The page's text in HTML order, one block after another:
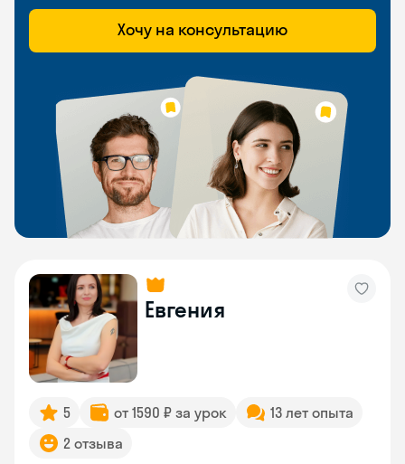
Хочу на консультацию
Евгения
5 от 1590 ₽ за урок
13 лет опыта
2 отзыва